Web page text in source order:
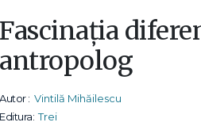
Fascinaţia
antropolog
Autor : Vintilă Mihăilescu
Editura: Trei